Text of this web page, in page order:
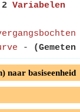
2 Variabelen
-
naar basiseenheid